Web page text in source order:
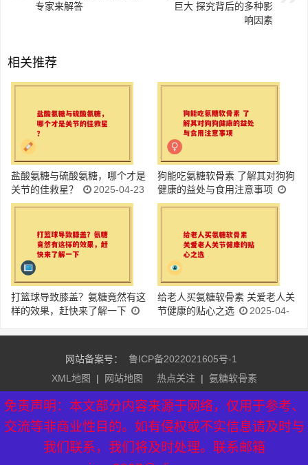
专家来解答
巨大 探究背后的多种影
响因素
相关推荐
盐酸氨糖与硫酸氨糖，哪个才是
关节的佳救星？
2025-04-23
狗能吃氨糖软骨素 了解其对狗狗
健康的益处与食用注意事项
2025-04-23
打篮球导致膝盖？氨糖竟然有这
样的效果，赶快来了解一下
给老人买氨糖软骨素 关爱老人关
节健康的贴心之选
2025-04-
网站备案号：
鲁ICP备2022021605号-1
XML地图
| 网站地图 热点关注 | 氨糖软骨素
友情链接：
益生菌排行榜 | 益生菌牌子排名
氨糖软骨素品
免责声明：本文部分内容来源于网络，仅用于参考、
交流等非商业性目的。如有侵权或不实信息请及时与
我们联系，我们将及时处理。联系邮箱